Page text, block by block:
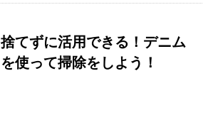
捨てずに活用できる！デニム
を使って掃除をしよう！